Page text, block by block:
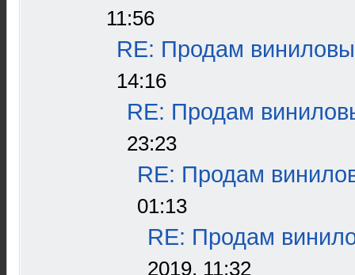
11:56
RE: Продам
14:16
RE: Продам
23:23
RE: Продам
01:13
RE: Продам
2019, 11:32